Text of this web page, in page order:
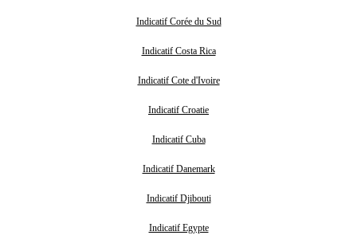
Indicatif Corée du Sud
Indicatif Costa Rica
Indicatif Cote d'Ivoire
Indicatif Croatie
Indicatif Cuba
Indicatif Danemark
Indicatif Djibouti
Indicatif Egypte